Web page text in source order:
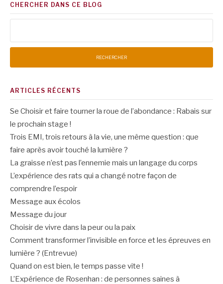
CHERCHER DANS CE BLOG
ARTICLES RÉCENTS
Se Choisir et faire tourner la roue de l’abondance : Rabais sur
le prochain stage !
Trois EMI, trois retours à la vie, une même question : que
faire après avoir touché la lumière ?
La graisse n’est pas l’ennemie mais un langage du corps
L’expérience des rats qui a changé notre façon de
comprendre l’espoir
Message aux écolos
Message du jour
Choisir de vivre dans la peur ou la paix
Comment transformer l’invisible en force et les épreuves en
lumière ? (Entrevue)
Quand on est bien, le temps passe vite !
L’Expérience de Rosenhan : de personnes saines à